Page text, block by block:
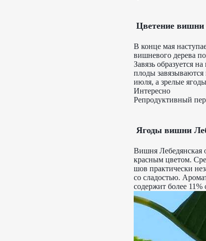
Цветение вишни
В конце мая
вишневого дерева
Завязь образуется
плоды
июля, а зрелые
Интересно
Репродуктивный
Ягоды вишни
Вишня Лебедянская
красным цветом.
шов практически
со сладостью.
содержит более 11%